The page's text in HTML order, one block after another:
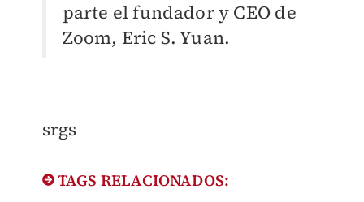
parte el fundador y CEO de
Zoom, Eric S. Yuan.
srgs
TAGS RELACIONADOS: